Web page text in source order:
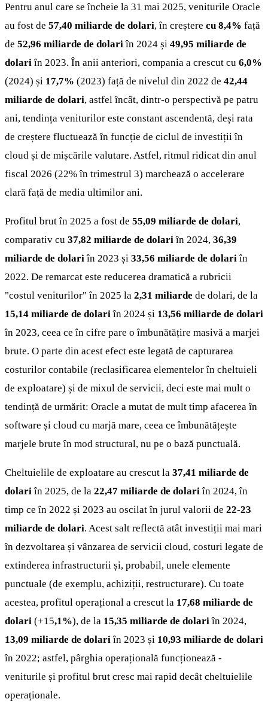
Pentru anul care se încheie la 31 mai 2025, veniturile Oracle
au fost de 57,40 miliarde de dolari, în creștere cu 8,4% față
de 52,96 miliarde de dolari în 2024 și 49,95 miliarde de
dolari în 2023. În anii anteriori, compania a crescut cu 6,0%
(2024) și 17,7% (2023) față de nivelul din 2022 de 42,44
miliarde de dolari, astfel încât, dintr-o perspectivă pe patru
ani, tendința veniturilor este constant ascendentă, deși rata
de creștere fluctuează în funcție de ciclul de investiții în
cloud și de mișcările valutare. Astfel, ritmul ridicat din anul
fiscal 2026 (22% în trimestrul 3) marchează o accelerare
clară față de media ultimilor ani.
Profitul brut în 2025 a fost de 55,09 miliarde de dolari,
comparativ cu 37,82 miliarde de dolari în 2024, 36,39
miliarde de dolari în 2023 și 33,56 miliarde de dolari în
2022. De remarcat este reducerea dramatică a rubricii
"costul veniturilor" în 2025 la 2,31 miliarde de dolari, de la
15,14 miliarde de dolari în 2024 și 13,56 miliarde de dolari
în 2023, ceea ce în cifre pare o îmbunătățire masivă a marjei
brute. O parte din acest efect este legată de capturarea
costurilor contabile (reclasificarea elementelor în cheltuieli
de exploatare) și de mixul de servicii, deci este mai mult o
tendință de urmărit: Oracle a mutat de mult timp afacerea în
software și cloud cu marjă mare, ceea ce îmbunătățește
marjele brute în mod structural, nu pe o bază punctuală.
Cheltuielile de exploatare au crescut la 37,41 miliarde de
dolari în 2025, de la 22,47 miliarde de dolari în 2024, în
timp ce în 2022 și 2023 au oscilat în jurul valorii de 22-23
miliarde de dolari. Acest salt reflectă atât investiții mai mari
în dezvoltarea și vânzarea de servicii cloud, costuri legate de
extinderea infrastructurii și, probabil, unele elemente
punctuale (de exemplu, achiziții, restructurare). Cu toate
acestea, profitul operațional a crescut la 17,68 miliarde de
dolari (+15,1%), de la 15,35 miliarde de dolari în 2024,
13,09 miliarde de dolari în 2023 și 10,93 miliarde de dolari
în 2022; astfel, pârghia operațională funcționează -
veniturile și profitul brut cresc mai rapid decât cheltuielile
operaționale.